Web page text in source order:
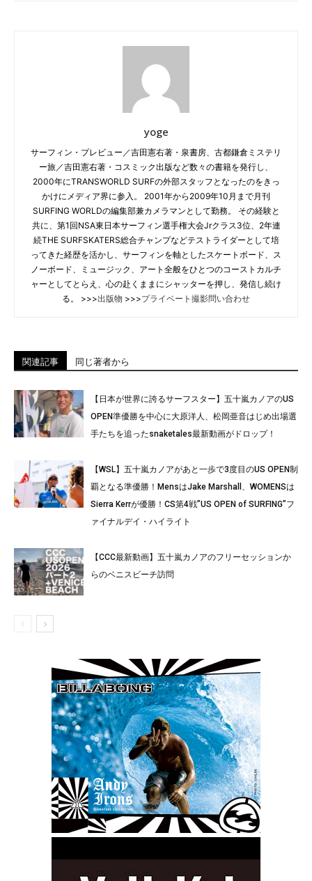
yoge
サーフィン・プレビュー／吉田憲右著・泉書房、古都鎌倉ミステリ
ー旅／吉田憲右著・コスミック出版など数々の書籍を発行し、
2000年にTRANSWORLD SURFの外部スタッフとなったのをきっ
かけにメディア界に参入。 2001年から2009年10月まで月刊
SURFING WORLDの編集部兼カメラマンとして勤務。 その経験と
共に、第1回NSA東日本サーフィン選手権大会Jrクラス3位、2年連
続THE SURFSKATERS総合チャンプなどテストライダーとして培
ってきた経歴を活かし、サーフィンを軸としたスケートボード、ス
ノーボード、ミュージック、アート全般をひとつのコーストカルチ
ャーとしてとらえ、心の赴くままにシャッターを押し、発信し続け
る。 >>>出版物 >>>プライベート撮影問い合わせ
関連記事 同じ著者から
【日本が世界に誇るサーフスター】五十嵐カノアのUS
OPEN準優勝を中心に大原洋人、松岡亜音はじめ出場選
手たちを追ったsnaketales最新動画がドロップ！
【WSL】五十嵐カノアがあと一歩で3度目のUS OPEN制
覇となる準優勝！MensはJake Marshall、WOMENSは
Sierra Kerrが優勝！CS第4戦”US OPEN of SURFING”フ
ァイナルデイ・ハイライト
【CCC最新動画】五十嵐カノアのフリーセッションか
らのベニスビーチ訪問